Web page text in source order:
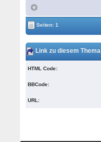
Seiten: 1
Link zu diesem Thema
HTML Code:
BBCode:
URL: